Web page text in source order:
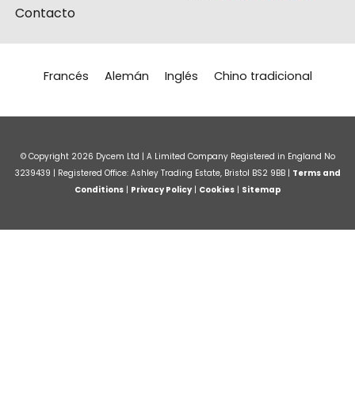
a
Contacto
Francés Alemán Inglés Chino tradicional
© Copyright 2026 Dycem Ltd | A Limited Company Registered in England No
3239439 | Registered Office: Ashley Trading Estate, Bristol BS2 9BB | Terms and
Conditions| Privacy Policy| Cookies| Sitemap